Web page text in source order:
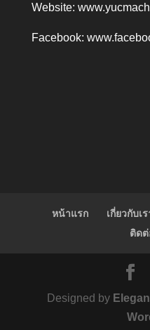
Website:
Facebook:
หน้าแรก เกี่ยวกับเร
ติดต่
Designed by